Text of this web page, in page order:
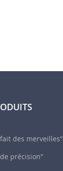
des merveilles"
précision"